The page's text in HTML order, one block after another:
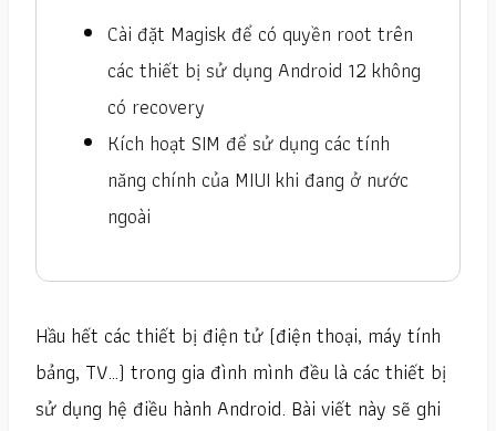
Cài đặt Magisk để có quyền root trên
các thiết bị sử dụng Android 12 không
có recovery
Kích hoạt SIM để sử dụng các tính
năng chính của MIUI khi đang ở nước
ngoài
Hầu hết các thiết bị điện tử (điện thoại, máy tính
bảng, TV…) trong gia đình mình đều là các thiết bị
sử dụng hệ điều hành Android. Bài viết này sẽ ghi